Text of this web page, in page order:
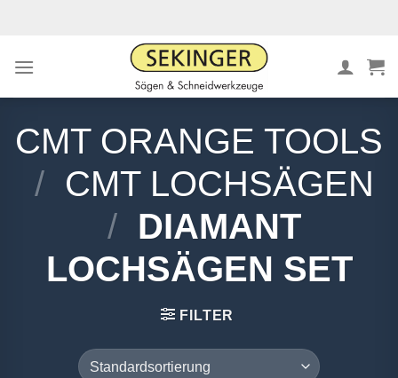
CMT ORANGE TOOLS
/ CMT LOCHSÄGEN
/ DIAMANT
LOCHSÄGEN SET
FILTER